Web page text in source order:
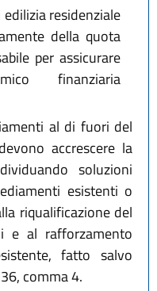
residenziale
della quota
per assicurare
finanziaria
al di fuori del
accrescere la
soluzioni
esistenti o
riqualificazione del
e al rafforzamento
fatto salvo
comma 4.